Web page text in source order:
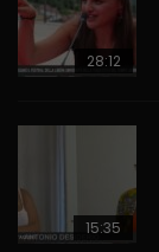
28:12
15:35